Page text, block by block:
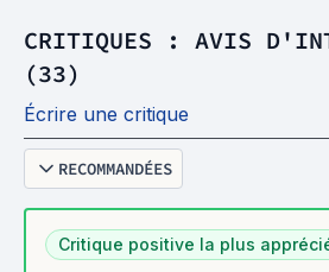
CRITIQUES : AVIS
(33)
Écrire une critique
RECOMMANDÉES
Critique positive la plus